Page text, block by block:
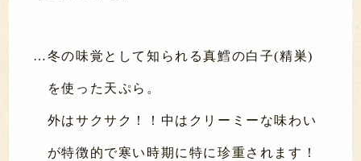
…冬の味覚として知られる真鱈の白子(精巣)
を使った天ぷら。
外はサクサク！！中はクリーミーな味わい
が特徴的で寒い時期に特に珍重されます！